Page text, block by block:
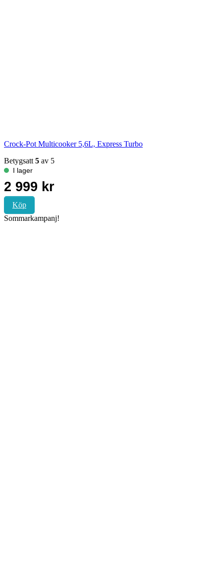
Crock-Pot Multicooker 5,6L, Express Turbo
Betygsatt 5 av 5
Köp
Sommarkampanj!